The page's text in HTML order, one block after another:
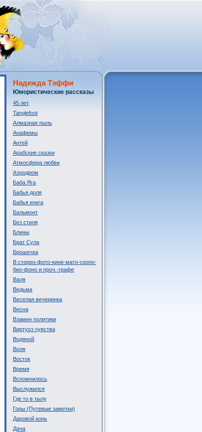
Надежда Тэффи
Юмористические рассказы
45 лет
Tanglefoot
Алмазная пыль
Анафемы
Антей
Арабские сказки
Атмосфера любви
Аэродром
Баба Яга
Бабья доля
Бабья книга
Бальмонт
Без стиля
Блины
Брат Сула
Брошечка
В стерео-фото-кине-мато-скопо-
био-фоно и проч.-графе
Валя
Ведьма
Веселая вечеринка
Весна
Взамен политики
Виртуоз чувства
Водяной
Воля
Восток
Время
Вспомнилось
Выслужился
Где то в тылу
Горы (Путевые заметки)
Даровой конь
Дача